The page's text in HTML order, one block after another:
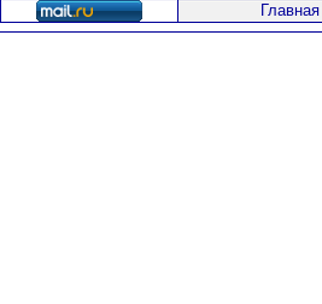
Главная